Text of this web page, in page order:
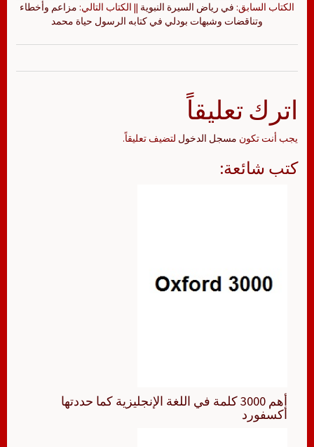
الكتاب السابق: في رياض السيرة النبوية || الكتاب التالي: مزاعم وأخطاء
وتناقضات وشبهات بودلي في كتابه الرسول حياة محمد
اترك تعليقاً
يجب أنت تكون مسجل الدخول لتضيف تعليقاً.
كتب شائعة:
أهم 3000 كلمة في اللغة الإنجليزية كما حددتها
أكسفورد